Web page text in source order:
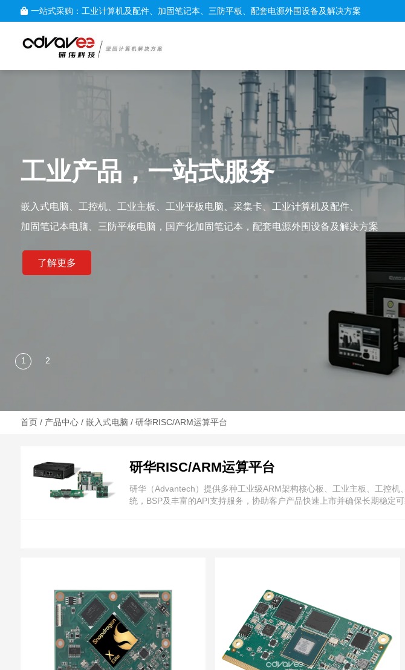
一站式采购：工业计算机及配件、加固笔记本、三防平板、配套电源外围设备及解决方案
定制服务
提供完全个性化服务，以满足贵公司或团队
为您的专业产业量身打造解决方案，专为
首页/ 产品中心/ 嵌入式电脑 / 研华RISC/ARM运算平台
研华RISC/ARM运算平台
研华（Advantech）提供多种工业级ARM架构核心板、工业主板、工控
统，BSP及丰富的API支持服务，协助客户产品快速上市并确保长期稳定可